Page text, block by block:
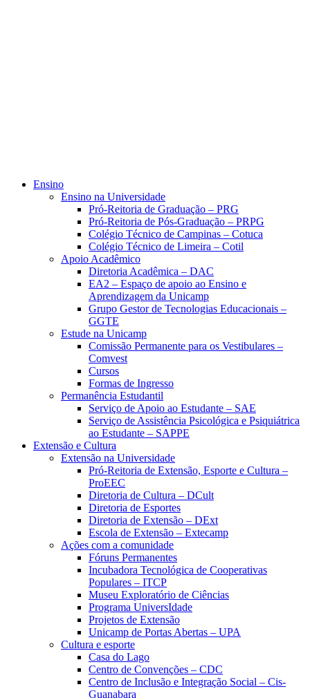
Ensino
Ensino na Universidade
Pró-Reitoria de Graduação – PRG
Pró-Reitoria de Pós-Graduação – PRPG
Colégio Técnico de Campinas – Cotuca
Colégio Técnico de Limeira – Cotil
Apoio Acadêmico
Diretoria Acadêmica – DAC
EA2 – Espaço de apoio ao Ensino e
Aprendizagem da Unicamp
Grupo Gestor de Tecnologias Educacionais –
GGTE
Estude na Unicamp
Comissão Permanente para os Vestibulares –
Comvest
Cursos
Formas de Ingresso
Permanência Estudantil
Serviço de Apoio ao Estudante – SAE
Serviço de Assistência Psicológica e Psiquiátrica
ao Estudante – SAPPE
Extensão e Cultura
Extensão na Universidade
Pró-Reitoria de Extensão, Esporte e Cultura –
ProEEC
Diretoria de Cultura – DCult
Diretoria de Esportes
Diretoria de Extensão – DExt
Escola de Extensão – Extecamp
Ações com a comunidade
Fóruns Permanentes
Incubadora Tecnológica de Cooperativas
Populares – ITCP
Museu Exploratório de Ciências
Programa UniversIdade
Projetos de Extensão
Unicamp de Portas Abertas – UPA
Cultura e esporte
Casa do Lago
Centro de Convenções – CDC
Centro de Inclusão e Integração Social – Cis-
Guanabara